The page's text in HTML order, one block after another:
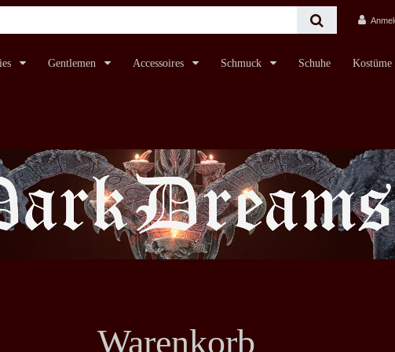
Gentlemen Accessoires Schmuck Schuhe Kostüme
Warenkorb